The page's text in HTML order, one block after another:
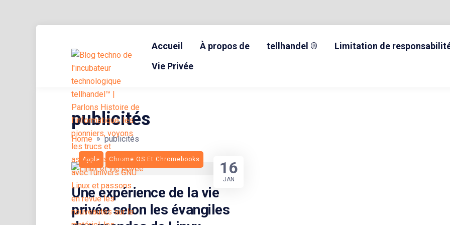
{ + }
BLOG TECHNOLOGIQUE DU HUB | MIGRATION GNU LINUX
Accueil À propos de tellhandel ®
Limitation de
Vie Privée
publicités
Home»publicités
Apple Chrome OS Et Chromebooks
Une expérience de la vie
privée selon les évangiles
16
JAN